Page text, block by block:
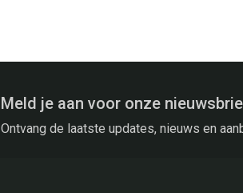
Meld je aan voor onze
Ontvang de laatste updates, nieuws en